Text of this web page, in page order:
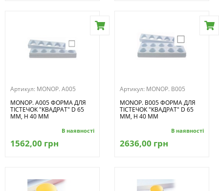
Артикул: MONOP. A005
MONOP. A005 ФОРМА ДЛЯ
ТІСТЕЧОК "КВАДРАТ" D 65
MM, H 40 MM
В наявності
1562,00 грн
Артикул: MONOP. B005
MONOP. B005 ФОРМА ДЛЯ
ТІСТЕЧОК "КВАДРАТ" D 65
MM, H 40 MM
В наявності
2636,00 грн